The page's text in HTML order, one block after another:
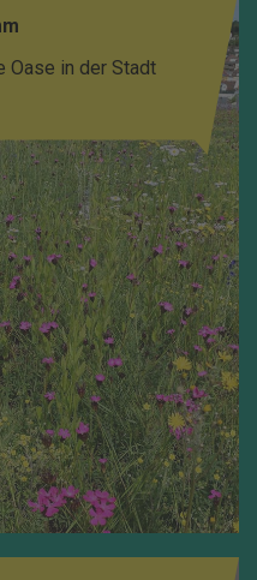
Oase in der Stadt